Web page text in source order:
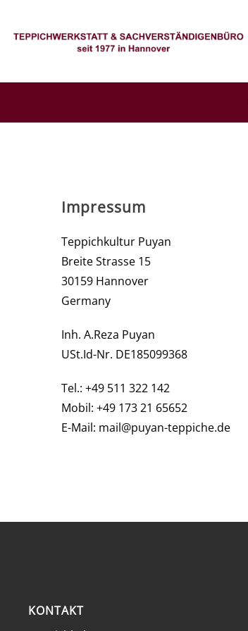
Impressum
Teppichkultur Puyan
Breite Strasse 15
30159 Hannover
Germany
Inh. A.Reza Puyan
USt.Id-Nr. DE185099368
Tel.: +49 511 322 142
Mobil: +49 173 21 65652
E-Mail: mail@puyan-teppiche.de
KONTAKT